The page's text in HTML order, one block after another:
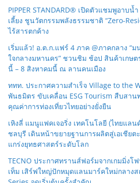
PIPPER STANDARD® เปิดตัวแชมพูอาบ
เลี้ยง ชูนวัตกรรมพลังธรรมชาติ “Zero-
ไร้สารตกค้าง
เริ่มแล้ว! อ.ต.ก.แฟร์ 4 ภาค @ภาคกลาง “ม
ใจกลางมหานคร” ชวนชิม ช้อป สินค้าเกษ
นี้ – 8 สิงหาคมนี้ ณ ลานคนเมือง
ททท. ประกาศความสำเร็จ Village to the
พันธมิตร ขับเคลื่อน ESG Tourism สืบสา
คุณค่าการท่องเที่ยวไทยอย่างยั่งยืน
เหิงลี่ แมนูแฟคเจอริ่ง เทคโนโลยี (ไทยแลน
ชลบุรี เดินหน้าขยายฐานการผลิตสู่เอเชียต
แกร่งยุทธศาสตร์ระดับโลก
TECNO ประกาศทรานส์ฟอร์มจากเกมมิ่ง
เท็ม เสิร์ฟใหญ่ปักหมุดแลนมาร์คใหม่กลางส